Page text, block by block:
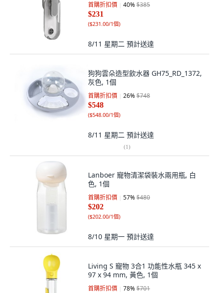
首購折扣價 40%$385
$231
($231.00/1個)
8/11 星期二 預計送達
狗狗雲朵造型飲水器 GH75_RD_1372,
灰色, 1個
首購折扣價 26%$748
$548
($548.00/1個)
8/11 星期二 預計送達
(1)
Lanboer 寵物清潔袋裝水兩用瓶, 白
色, 1個
首購折扣價 57%$480
$202
($202.00/1個)
8/10 星期一 預計送達
Living S 寵物 3合1 功能性水瓶 345 x
97 x 94 mm, 黃色, 1個
首購折扣價 78%$701